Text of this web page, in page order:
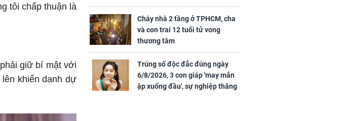
tôi chấp thuận là
giữ bí mật với
khiến danh dự
tăng vọt, công danh sự nghiệp
thăng hạng không ngừng
Cháy nhà 2 tầng ở TPHCM, cha
và con trai 12 tuổi tử vong
thương tâm
Trúng số độc đắc đúng ngày
6/8/2026, 3 con giáp 'may mắn
ập xuống đầu', sự nghiệp thăng